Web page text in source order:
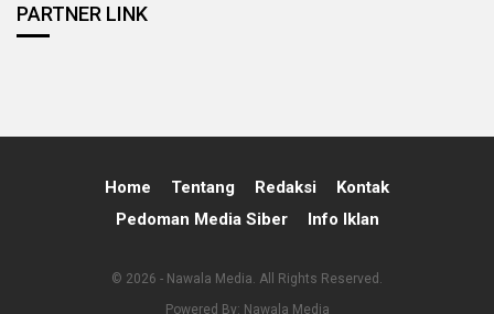
PARTNER LINK
Home Tentang Redaksi
Kontak
Pedoman Media Siber
Info Iklan
© 2026 - Nawala Media. All Rights Reserved.
Powered By: Nawala Media